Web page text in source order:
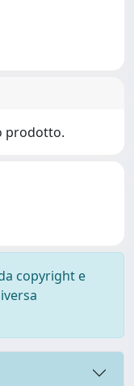
prodotto.
copyright e